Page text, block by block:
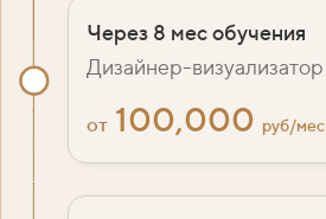
Через 8 мес обучения
Дизайнер-визуализатор
от 100,000 руб/мес